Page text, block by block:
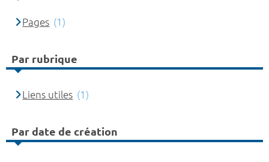
Pages (1)
Par rubrique
Liens utiles (1)
Par date de création